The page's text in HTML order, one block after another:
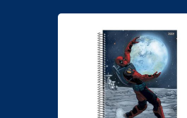
Ofertas Arena Mais
Ofertas Cartão Fácil pra Pagar
Mundo Infantil